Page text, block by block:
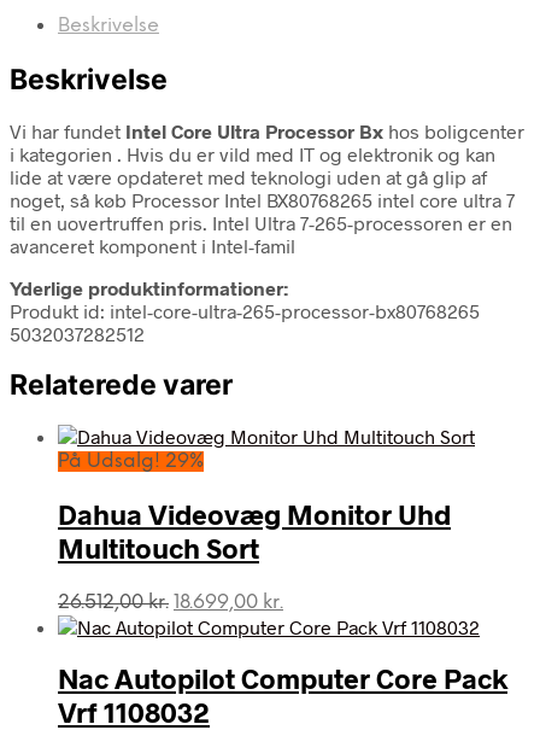
Beskrivelse
Beskrivelse
Vi har fundet Intel Core Ultra Processor Bx hos boligcenter
i kategorien . Hvis du er vild med IT og elektronik og kan
lide at være opdateret med teknologi uden at gå glip af
noget, så køb Processor Intel BX80768265 intel core ultra 7
til en uovertruffen pris. Intel Ultra 7-265-processoren er en
avanceret komponent i Intel-famil
Yderlige produktinformationer:
Produkt id: intel-core-ultra-265-processor-bx80768265
5032037282512
Relaterede varer
På Udsalg! 29%
Dahua Videovæg Monitor Uhd
Multitouch Sort
26.512,00kr. Den
oprindelige
var:
26.512,00 kr..
18.699,00 kr.
aktuelle
er:
18.699,00 kr..
Nac Autopilot Computer Core Pack
Vrf 1108032